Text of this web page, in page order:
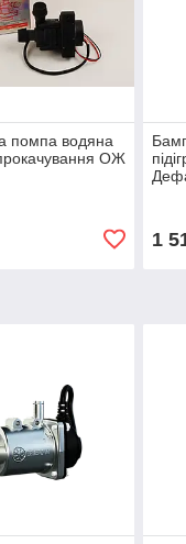
помпа водяна
ОЖ
1